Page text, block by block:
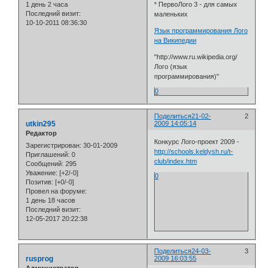
1 день 2 часа
Последний визит:
10-10-2011 08:36:30
* ПервоЛого 3 - для самых
маленьких
Язык программирования Лого
на Википедии
"http://www.ru.wikipedia.org/
Лого (язык
программирования)"
0
Поделиться 2
21-02-
2009 14:05:14
utkin295
Редактор
Зарегистрирован: 30-01-2009
Приглашений: 0
Сообщений: 295
Уважение: [+2/-0]
Позитив: [+0/-0]
Провел на форуме:
1 день 18 часов
Последний визит:
12-05-2017 20:22:38
Конкурс Лого-проект 2009 -
http://schools.keldysh.ru/t-
club/index.htm
0
Поделиться 3
24-03-
2009 16:03:55
rusprog